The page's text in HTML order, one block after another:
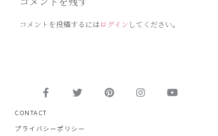
コメントを投稿するにはログイン してください。
CONTACT
プライバシーポリシー